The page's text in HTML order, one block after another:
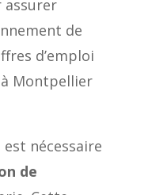
assurer
de
d’emploi
Montpellier
nécessaire
de